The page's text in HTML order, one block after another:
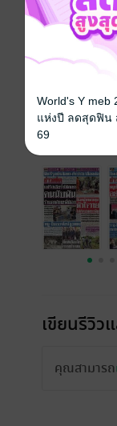
ประเภทไฟล์
วันที่วางขาย
ความยาว
ราคาปก
ฉบับย้อนห
เขียนรีวิว
คุณสามารถ
World's Y meb
แห่งปี ลดสุดฟิน
69